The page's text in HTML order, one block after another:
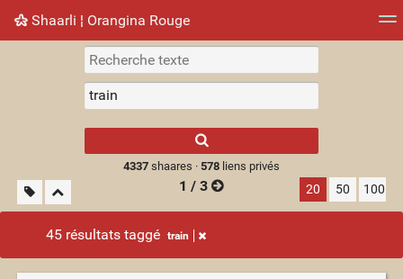
Shaarli ¦ Orangina Rouge
Nuage de tags Mur d'images
results.
4337shaares · 578liens privés
1 / 3 20 50 100
45 résultats taggé train